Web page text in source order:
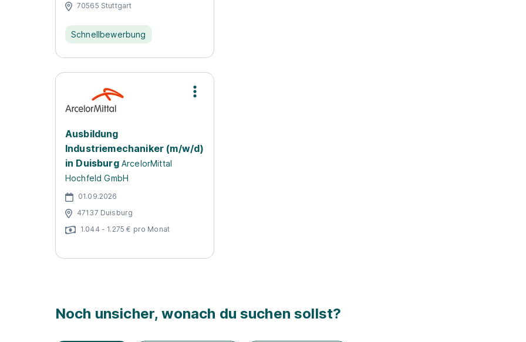
70565 Stuttgart
Schnellbewerbung
Ausbildung
Industriemechaniker (m/w/d)
in Duisburg ArcelorMittal
Hochfeld GmbH
01.09.2026
47137 Duisburg
1.044 - 1.275 € pro Monat
Noch unsicher, wonach du suchen sollst?